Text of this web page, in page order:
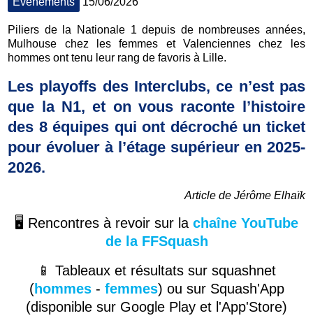
Piliers de la Nationale 1 depuis de nombreuses années,
Mulhouse chez les femmes et Valenciennes chez les
hommes ont tenu leur rang de favoris à Lille.
Les playoffs des Interclubs, ce n’est pas
que la N1, et on vous raconte l’histoire
des 8 équipes qui ont décroché un ticket
pour évoluer à l’étage supérieur en 2025-
2026.
Article de Jérôme Elhaïk
🖥️ Rencontres à revoir sur la chaîne YouTube
de la FFSquash
📱 Tableaux et résultats sur squashnet
(hommes- femmes) ou sur Squash'App
(disponible sur Google Play et l'App'Store)